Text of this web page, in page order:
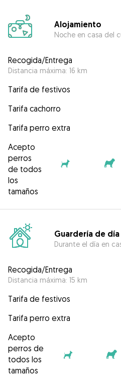
Alojamiento
Noche en casa del
Recogida/Entrega
Distancia máxima: 16 km
Tarifa de festivos
Tarifa cachorro
Tarifa perro extra
Acepto
perros
de todos
los
tamaños
Guardería de día
Durante el día en
Recogida/Entrega
Distancia máxima: 15 km
Tarifa de festivos
Tarifa perro extra
Acepto
perros de
todos los
tamaños